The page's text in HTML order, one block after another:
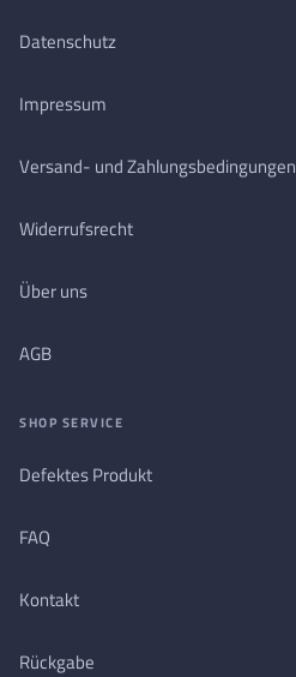
Datenschutz
Impressum
Versand- und Zahlungsbedingungen
Widerrufsrecht
Über uns
AGB
SHOP SERVICE
Defektes Produkt
FAQ
Kontakt
Rückgabe